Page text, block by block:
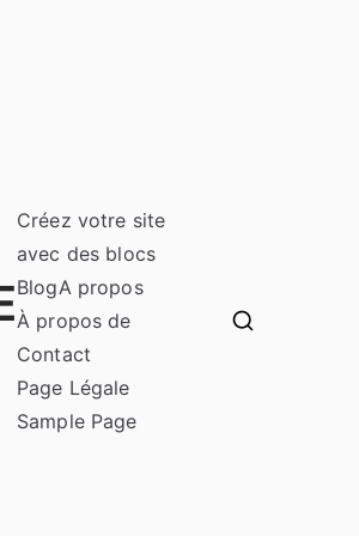
Créez votre site
avec des blocs
BlogA propos
À propos de
Contact
Page Légale
Sample Page